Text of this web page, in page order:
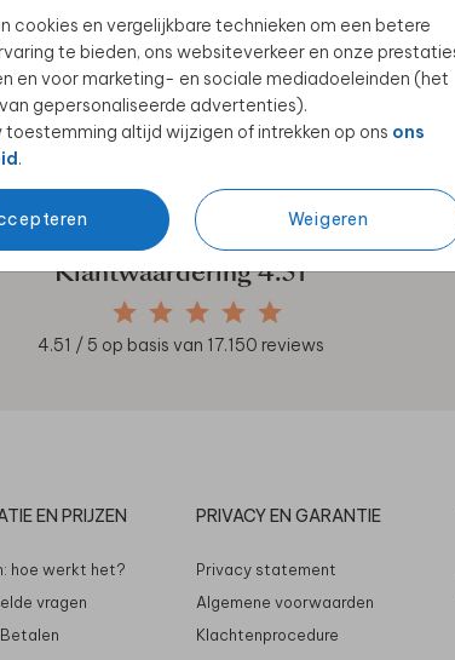
cookies en vergelijkbare technieken om een betere
te bieden, ons websiteverkeer en onze
en voor marketing- en sociale mediadoeleinden (het
gepersonaliseerde advertenties).
toestemming altijd wijzigen of intrekken op ons ons
.
Weigeren
Klantwaardering4.51
4.51 / 5 op basis van 17.150 reviews
EN PRIJZEN
hoe werkt het?
vragen
PRIVACY EN GARANTIE
Privacy statement
Algemene voorwaarden
Klachtenprocedure